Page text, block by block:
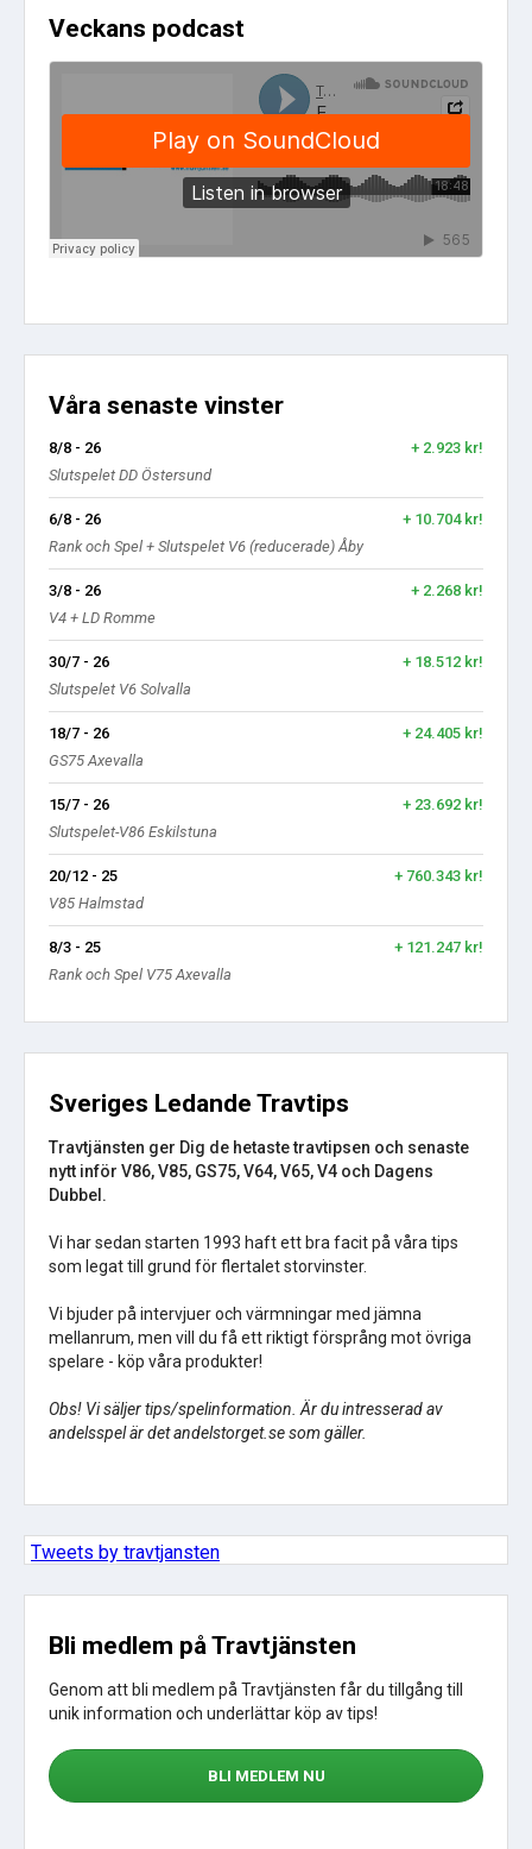
Veckans podcast
Våra senaste vinster
8/8 - 26
+ 2.923 kr!
Slutspelet DD Östersund
6/8 - 26
+ 10.704 kr!
Rank och Spel + Slutspelet V6 (reducerade) Åby
3/8 - 26
+ 2.268 kr!
V4 + LD Romme
30/7 - 26
+ 18.512 kr!
Slutspelet V6 Solvalla
18/7 - 26
+ 24.405 kr!
GS75 Axevalla
15/7 - 26
+ 23.692 kr!
Slutspelet-V86 Eskilstuna
20/12 - 25
+ 760.343 kr!
V85 Halmstad
8/3 - 25
+ 121.247 kr!
Rank och Spel V75 Axevalla
Sveriges Ledande Travtips
Travtjänsten ger Dig de hetaste travtipsen och senaste
nytt inför V86, V85, GS75, V64, V65, V4 och Dagens
Dubbel.
Vi har sedan starten 1993 haft ett bra facit på våra tips
som legat till grund för flertalet storvinster.
Vi bjuder på intervjuer och värmningar med jämna
mellanrum, men vill du få ett riktigt försprång mot övriga
spelare - köp våra produkter!
Obs! Vi säljer tips/spelinformation. Är du intresserad av
andelsspel är det andelstorget.se som gäller.
Tweets by travtjansten
Bli medlem på Travtjänsten
Genom att bli medlem på Travtjänsten får du tillgång till
unik information och underlättar köp av tips!
BLI MEDLEM NU